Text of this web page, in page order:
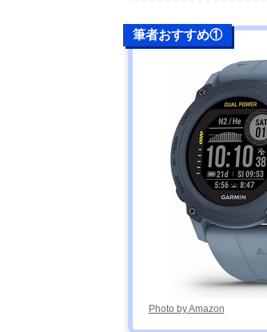
筆者おすすめ①
Photo by Amazon